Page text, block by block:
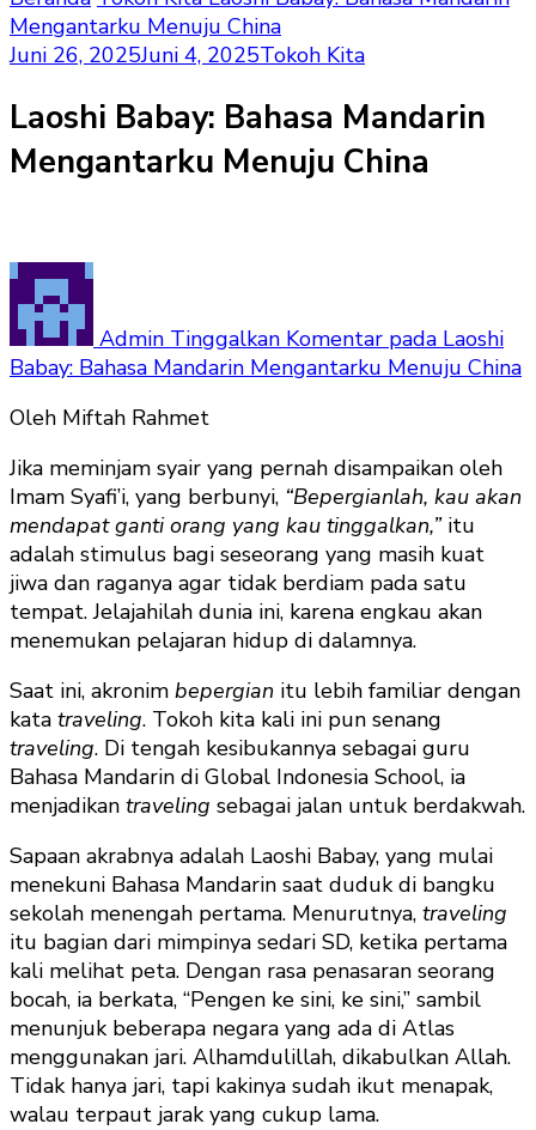
Mengantarku Menuju China
Juni 26, 2025Juni 4, 2025Tokoh Kita
Laoshi Babay: Bahasa Mandarin
Mengantarku Menuju China
Admin Tinggalkan Komentar pada Laoshi
Babay: Bahasa Mandarin Mengantarku Menuju China
Oleh Miftah Rahmet
Jika meminjam syair yang pernah disampaikan oleh
Imam Syafi’i, yang berbunyi, “Bepergianlah, kau akan
mendapat ganti orang yang kau tinggalkan,”itu
adalah stimulus bagi seseorang yang masih kuat
jiwa dan raganya agar tidak berdiam pada satu
tempat. Jelajahilah dunia ini, karena engkau akan
menemukan pelajaran hidup di dalamnya.
Saat ini, akronim bepergian itu lebih familiar dengan
kata traveling. Tokoh kita kali ini pun senang
traveling. Di tengah kesibukannya sebagai guru
Bahasa Mandarin di Global Indonesia School, ia
menjadikan traveling sebagai jalan untuk berdakwah.
Sapaan akrabnya adalah Laoshi Babay, yang mulai
menekuni Bahasa Mandarin saat duduk di bangku
sekolah menengah pertama. Menurutnya, traveling
itu bagian dari mimpinya sedari SD, ketika pertama
kali melihat peta. Dengan rasa penasaran seorang
bocah, ia berkata, “Pengen ke sini, ke sini,” sambil
menunjuk beberapa negara yang ada di Atlas
menggunakan jari. Alhamdulillah, dikabulkan Allah.
Tidak hanya jari, tapi kakinya sudah ikut menapak,
walau terpaut jarak yang cukup lama.